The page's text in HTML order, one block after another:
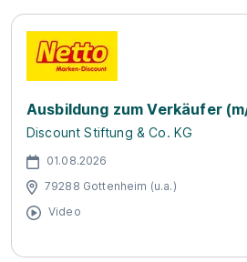
Ausbildung zum Verkäufer
Discount Stiftung & Co. KG
01.08.2026
79288 Gottenheim (u.a.)
Video